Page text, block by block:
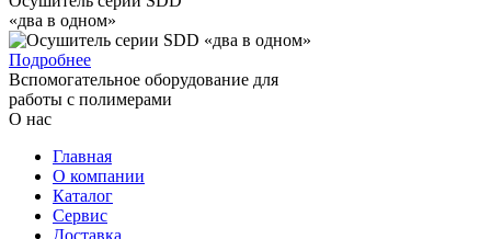
«два в одном»
Подробнее
Вспомогательное оборудование для
работы с полимерами
О нас
Главная
О компании
Каталог
Сервис
Доставка